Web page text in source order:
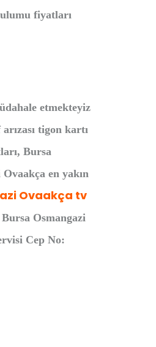
fiyatları
etmekteyiz
tigon kartı
Bursa
en yakın
Ovaakça tv
Osmangazi
Cep No: